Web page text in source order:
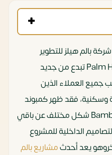
هيلز 6 اكتوبر شركة بالم هيلز للتطوير
العقاري Palm Hills Developments تبدع من جديد
جميع العملاء الذين
وسكنية، فقد ظهر كمبوند
بامبو بالم هيلز Bamboo Palm Hills شكل مختلف عن باقي
الداخلية للمشروع
يعد أحدثمشاريع بالم